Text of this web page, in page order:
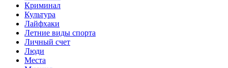
Криминал
Культура
Лайфхаки
Летние виды спорта
Личный счет
Люди
Места